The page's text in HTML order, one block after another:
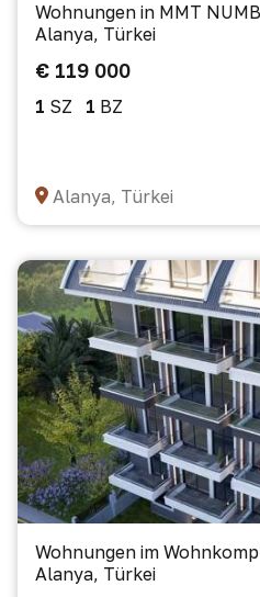
Wohnungen in MMT
Alanya, Türkei
€ 119 000
1 SZ 1 BZ
Alanya, Türkei
Wohnungen im
Alanya, Türkei